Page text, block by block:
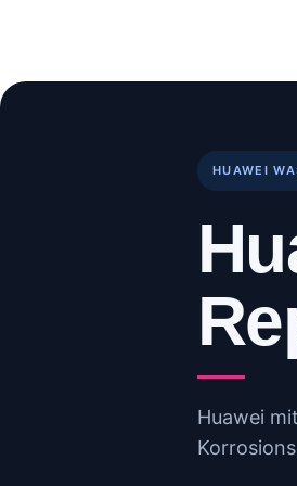
HUAWEI
Huawei